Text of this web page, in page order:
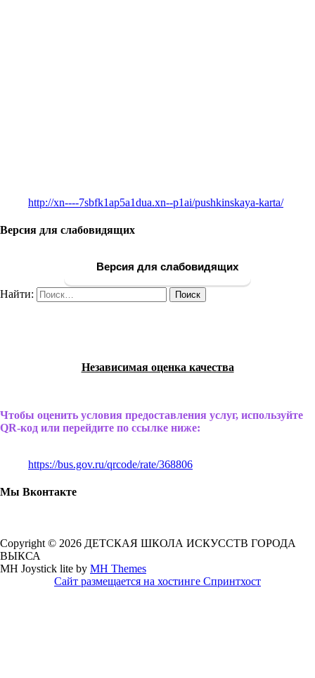
http://xn----7sbfk1ap5a1dua.xn--p1ai/pushkinskaya-karta/
Версия для слабовидящих
Версия для слабовидящих
Найти:
Независимая оценка качества
Чтобы оценить условия предоставления услуг, используйте
QR-код или перейдите по ссылке ниже:
https://bus.gov.ru/qrcode/rate/368806
Мы Вконтакте
Copyright © 2026 ДЕТСКАЯ ШКОЛА ИСКУССТВ ГОРОДА
ВЫКСА
MH Joystick lite by MH Themes
Сайт размещается на хостинге Спринтхост